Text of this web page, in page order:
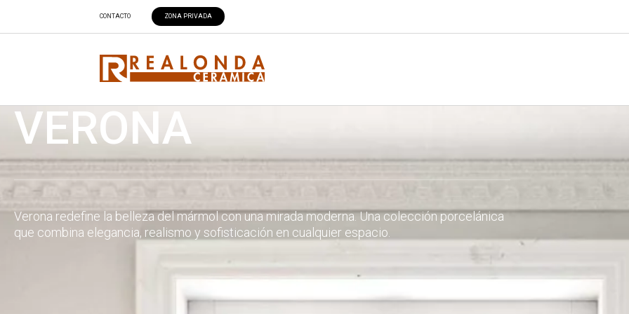
CONTACTO ZONA PRIVADA
VERONA
Verona redefine la belleza del mármol con una mirada moderna. Una colección porcelánica
que combina elegancia, realismo y sofisticación en cualquier espacio.